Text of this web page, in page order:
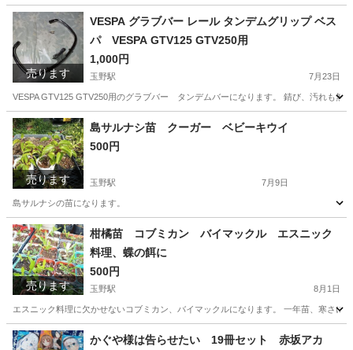
愛知 稲沢市 食器
売ります
VESPA グラブバー レール タンデムグリップ ベス
パ VESPA GTV125 GTV250用
1,000円
玉野駅 7月23日
VESPA GTV125 GTV250用のグラブバー タンデムバーになります。 錆び、汚れも無
愛知 稲沢市 玉野駅 その他 ベスパ
売ります
島サルナシ苗 クーガー ベビーキウイ
500円
玉野駅 7月9日
島サルナシの苗になります。
愛知 稲沢市 玉野駅 家庭用品 サルナシ
売ります
柑橘苗 コブミカン バイマックル エスニック
料理、蝶の餌に
500円
玉野駅 8月1日
エスニック料理に欠かせないコブミカン、バイマックルになります。 一年苗、寒さに
愛知 稲沢市 玉野駅 家庭用品 コブミカン
かぐや様は告らせたい 19冊セット 赤坂アカ